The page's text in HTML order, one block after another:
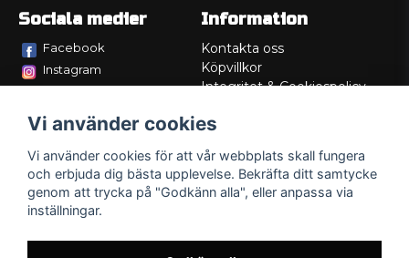
Sociala medier
Facebook
Instagram
Information
Kontakta oss
Köpvillkor
Integritet & Cookiespolicy
Service/Garanti
Lådritning
Om oss
Vi använder cookies
Vi använder cookies för att vår webbplats skall fungera
och erbjuda dig bästa upplevelse. Bekräfta ditt samtycke
genom att trycka på "Godkänn alla", eller anpassa via
inställningar.